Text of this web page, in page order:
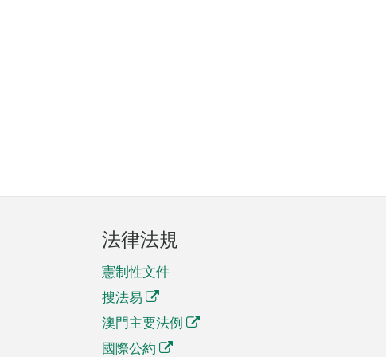
法律法規
憲制性文件
搜法易
澳門主要法例
國際公約